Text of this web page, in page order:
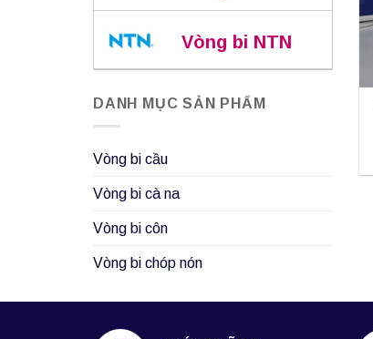
Vòng bi NTN
DANH MỤC SẢN PHẨM
Vòng bi cầu
Vòng bi cà na
Vòng bi côn
Vòng bi chóp nón